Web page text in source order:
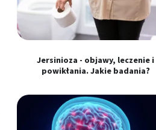
Jersinioza - objawy, leczenie i
powikłania. Jakie badania?